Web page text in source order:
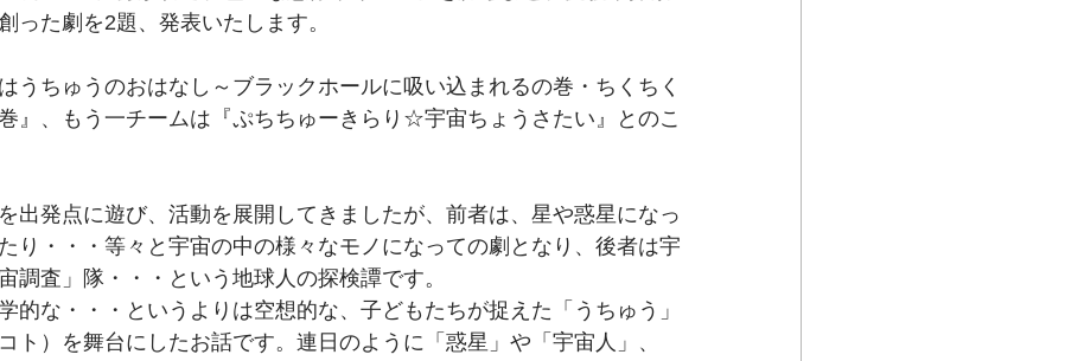
った劇を2題、発表いたします。
うちゅうのおはなし～ブラックホールに吸い込まれるの巻・ちくちく
』、もう一チームは『ぷちちゅーきらり☆宇宙ちょうさたい』とのこ
出発点に遊び、活動を展開してきましたが、前者は、星や惑星になっ
り・・・等々と宇宙の中の様々なモノになっての劇となり、後者は宇
調査」隊・・・という地球人の探検譚です。
的な・・・というよりは空想的な、子どもたちが捉えた「うちゅう」
ト）を舞台にしたお話です。連日のように「惑星」や「宇宙人」、